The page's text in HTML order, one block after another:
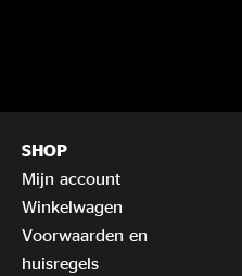
SHOP
Mijn account
Winkelwagen
Voorwaarden en
huisregels